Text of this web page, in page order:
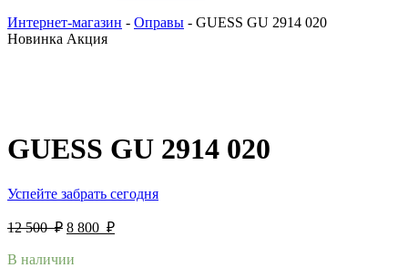
Интернет-магазин - Оправы - GUESS GU 2914 020
Новинка Акция
GUESS GU 2914 020
Успейте забрать сегодня
12 500₽ 8 800 ₽
В наличии